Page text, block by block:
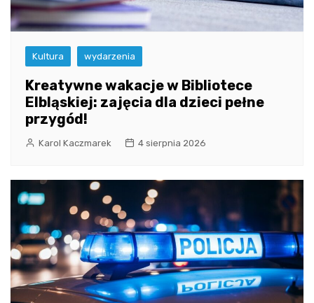
Kultura wydarzenia
Kreatywne wakacje w Bibliotece
Elbląskiej: zajęcia dla dzieci pełne
przygód!
Karol Kaczmarek 4 sierpnia 2026